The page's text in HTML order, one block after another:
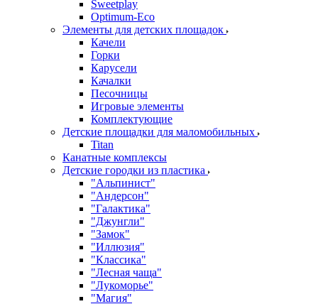
Sweetplay
Оptimum-Еco
Элементы для детских площадок
Качели
Горки
Карусели
Качалки
Песочницы
Игровые элементы
Комплектующие
Детские площадки для маломобильных
Titan
Канатные комплексы
Детские городки из пластика
"Альпинист"
"Андерсон"
"Галактика"
"Джунгли"
"Замок"
"Иллюзия"
"Классика"
"Лесная чаща"
"Лукоморье"
"Магия"